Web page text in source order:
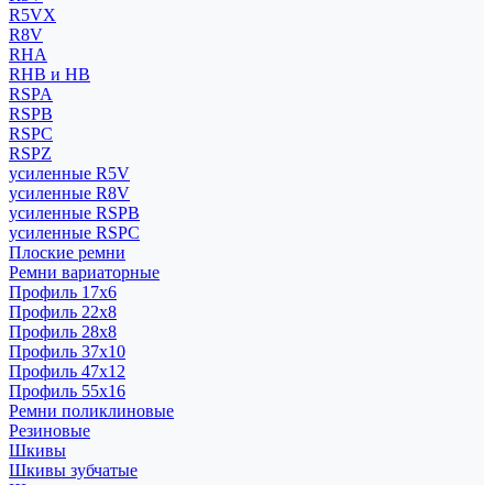
R5VX
R8V
RHA
RHB и HB
RSPA
RSPB
RSPC
RSPZ
усиленные R5V
усиленные R8V
усиленные RSPB
усиленные RSPC
Плоские ремни
Ремни вариаторные
Профиль 17x6
Профиль 22x8
Профиль 28x8
Профиль 37x10
Профиль 47x12
Профиль 55x16
Ремни поликлиновые
Резиновые
Шкивы
Шкивы зубчатые